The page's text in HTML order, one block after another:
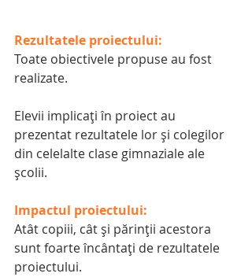
Rezultatele proiectului:
Toate obiectivele propuse au fost
realizate.
Elevii implicați în proiect au
prezentat rezultatele lor și colegilor
din celelalte clase gimnaziale ale
școlii.
Impactul proiectului:
Atât copiii, cât și părinții acestora
sunt foarte încântați de rezultatele
proiectului.